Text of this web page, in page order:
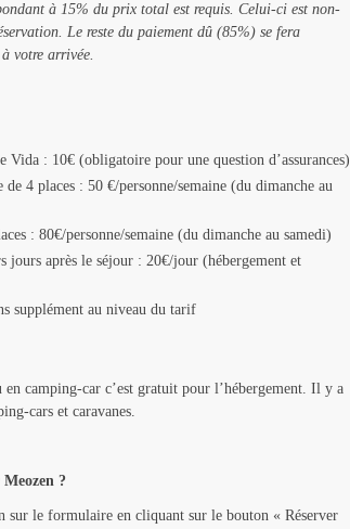
à 15% du prix total est requis. Celui-ci est non-
Le reste du paiement dû (85%) se fera
votre arrivée.
Vida : 10€ (obligatoire pour une question d’assurances)
4 places : 50 €/personne/semaine (du dimanche au
: 80€/personne/semaine (du dimanche au samedi)
jours après le séjour : 20€/jour (hébergement et
supplément au niveau du tarif
en camping-car c’est gratuit pour l’hébergement. Il y a
cars et caravanes.
?
sur le formulaire en cliquant sur le bouton « Réserver